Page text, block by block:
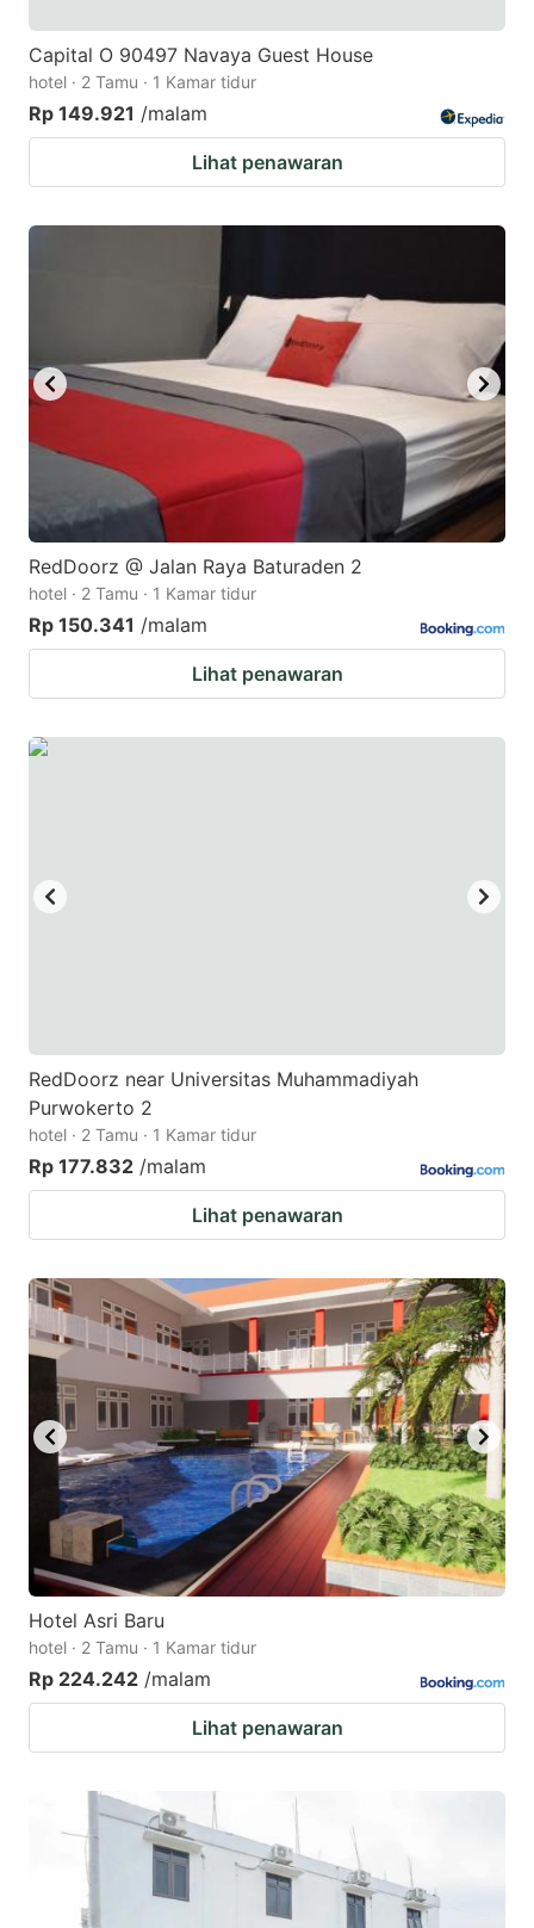
changing
dates.
changing
Capital O 90497 Navaya Guest House
hotel · 2 Tamu · 1 Kamar tidur
Rp 149.921 /malam
Lihat penawaran
RedDoorz @ Jalan Raya Baturaden 2
hotel · 2 Tamu · 1 Kamar tidur
Rp 150.341 /malam
Lihat penawaran
RedDoorz near Universitas Muhammadiyah
Purwokerto 2
hotel · 2 Tamu · 1 Kamar tidur
Rp 177.832 /malam
Lihat penawaran
Hotel Asri Baru
hotel · 2 Tamu · 1 Kamar tidur
Rp 224.242 /malam
Lihat penawaran